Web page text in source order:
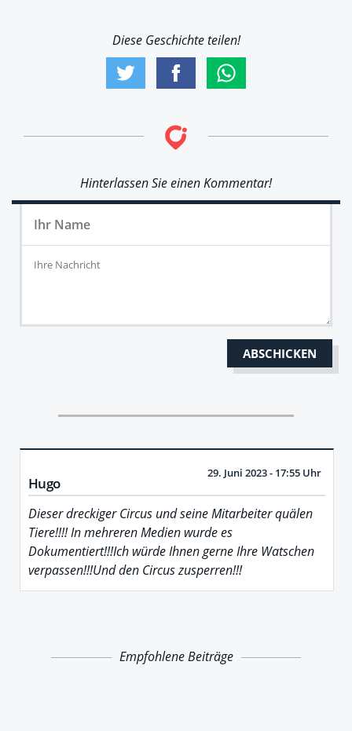
Diese Geschichte teilen!
Hinterlassen Sie einen Kommentar!
Hugo
29. Juni 2023 - 17:55 Uhr
Dieser dreckiger Circus und seine Mitarbeiter quälen
Tiere!!!! In mehreren Medien wurde es
Dokumentiert!!!Ich würde Ihnen gerne Ihre Watschen
verpassen!!!Und den Circus zusperren!!!
Empfohlene Beiträge